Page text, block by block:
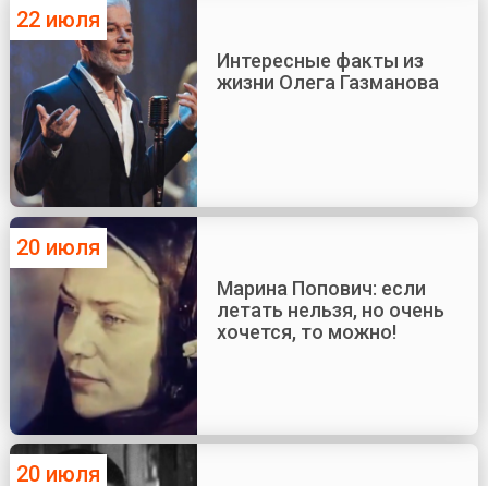
22 июля
Интересные факты из
жизни Олега Газманова
20 июля
Марина Попович: если
летать нельзя, но очень
хочется, то можно!
20 июля